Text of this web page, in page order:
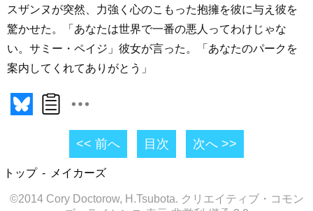
スザンヌが突然、力強く心のこもった抱擁を彼に与え彼を
驚かせた。「あなたは世界で一番の悪人ってわけじゃな
い。サミー・ペイジ」彼女が言った。「あなたのパークを
案内してくれてありがとう」
<< 前へ 目次 次へ >>
トップ メイカーズ
©2014 Cory Doctorow, H.Tsubota. クリエイティブ・コモン